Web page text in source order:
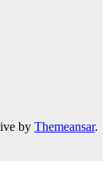
by Themeansar.